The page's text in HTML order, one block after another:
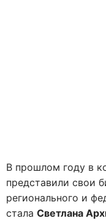
В прошлом году в
представили свои
регионального и
стала Светлана